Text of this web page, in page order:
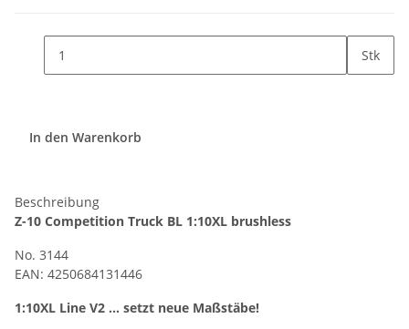
Stk
In den Warenkorb
Beschreibung
Z-10 Competition Truck BL 1:10XL brushless
No. 3144
EAN: 4250684131446
1:10XL Line V2 … setzt neue Maßstäbe!